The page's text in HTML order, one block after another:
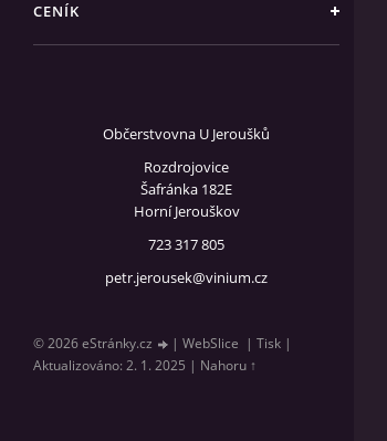
CENÍK
Občerstvovna U Jeroušků
Rozdrojovice
Šafránka 182E
Horní Jerouškov
723 317 805
petr.jerousek@vinium.cz
© 2026 eStránky.cz | WebSlice | Tisk |
Aktualizováno: 2. 1. 2025 | Nahoru ↑